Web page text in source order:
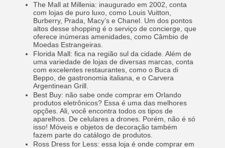
The Mall at Millenia: inaugurado em 2002, conta
com lojas de puro luxo, como Louis Vuitton,
Burberry, Prada, Macy’s e Chanel. Um dos pontos
altos desse shopping é o serviço de concierge, que
oferece inúmeras amenidades, como Câmbio de
Moedas Estrangeiras.
Florida Mall: fica na região sul da cidade. Além de
uma variedade de lojas de diversas marcas, conta
com excelentes restaurantes, como o Buca di
Beppo, de gastronomia italiana, e o Carvera
Argentinean Grill.
Best Buy: não sabe onde comprar em Orlando
produtos eletrônicos? Essa é uma das melhores
opções. Ali, você encontra todos os tipos de
aparelhos. De celulares a drones. Porém, não é só
isso! Móveis e objetos de decoração também
fazem parte do catálogo de produtos.
Ross Dress for Less: essa loja é onde comprar em